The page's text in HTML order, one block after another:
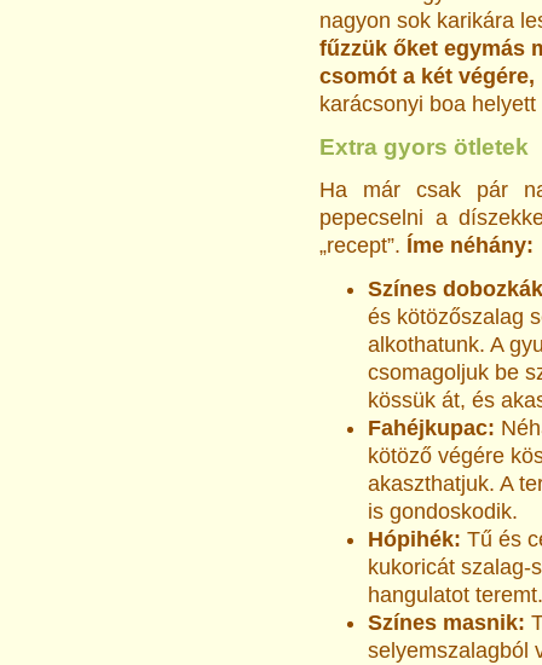
nagyon sok karikára
fűzzük őket egymás
csomót a két
karácsonyi boa
Extra gyors ötletek
Ha már csak pár
pepecselni a
„recept”. Íme néhány:
Színes
és kötözőszalag
alkothatunk. A
csomagoljuk be
kössük át, és
Fahéjkupac:
kötöző végére
akaszthatjuk. A
is gondoskodik.
Hópihék: Tű és
kukoricát szalag-
hangulatot teremt.
Színes masnik:
selyemszalagból